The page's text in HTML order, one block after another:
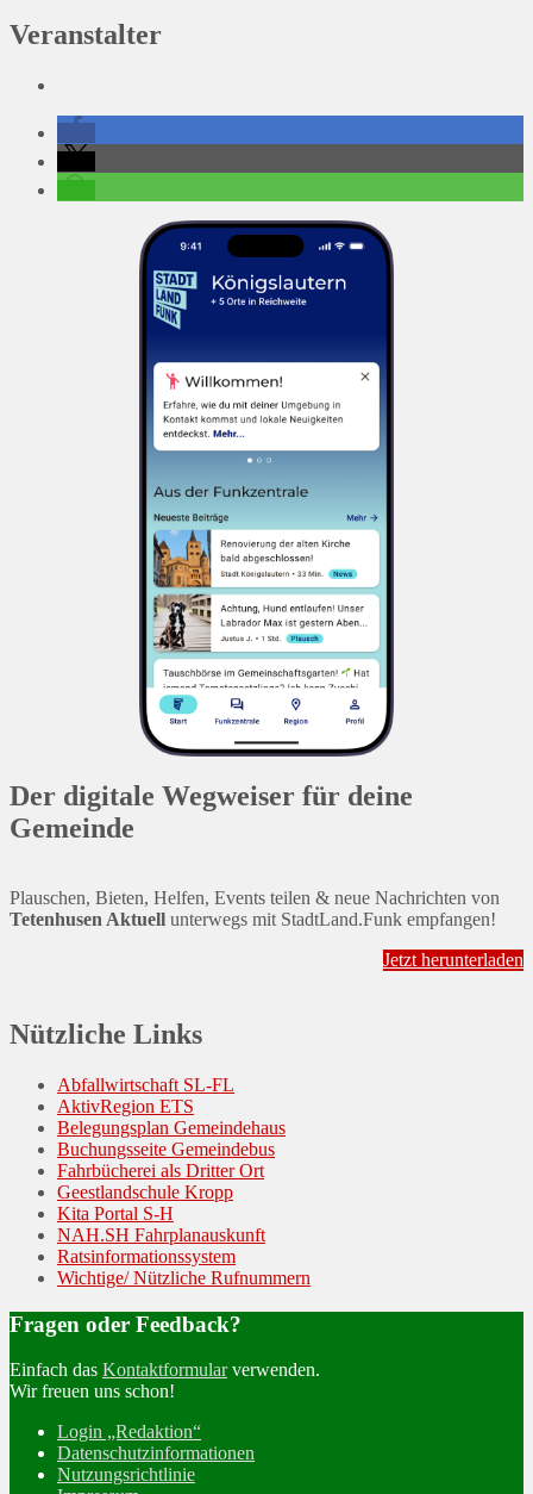
Veranstalter
Der digitale Wegweiser für deine
Gemeinde
Plauschen, Bieten, Helfen, Events teilen & neue Nachrichten von
Tetenhusen Aktuell unterwegs mit StadtLand.Funk empfangen!
Jetzt herunterladen
Nützliche Links
Abfallwirtschaft SL-FL
AktivRegion ETS
Belegungsplan Gemeindehaus
Buchungsseite Gemeindebus
Fahrbücherei als Dritter Ort
Geestlandschule Kropp
Kita Portal S-H
NAH.SH Fahrplanauskunft
Ratsinformationssystem
Wichtige/ Nützliche Rufnummern
Fragen oder Feedback?
Einfach das Kontaktformularverwenden.
Wir freuen uns schon!
Login „Redaktion“
Datenschutzinformationen
Nutzungsrichtlinie